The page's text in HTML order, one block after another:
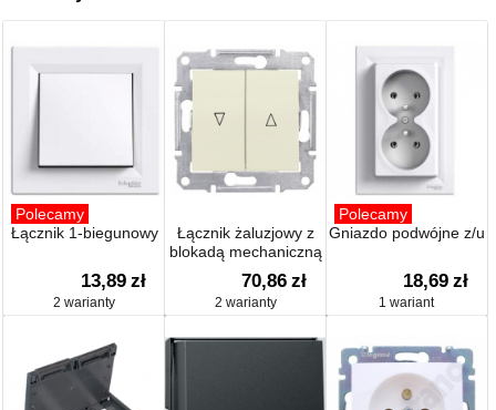
Polecamy
Łącznik 1-biegunowy
13,89 zł
2 warianty
Łącznik żaluzjowy z
blokadą mechaniczną
70,86 zł
2 warianty
Polecamy
Gniazdo podwójne z/u
18,69 zł
1 wariant